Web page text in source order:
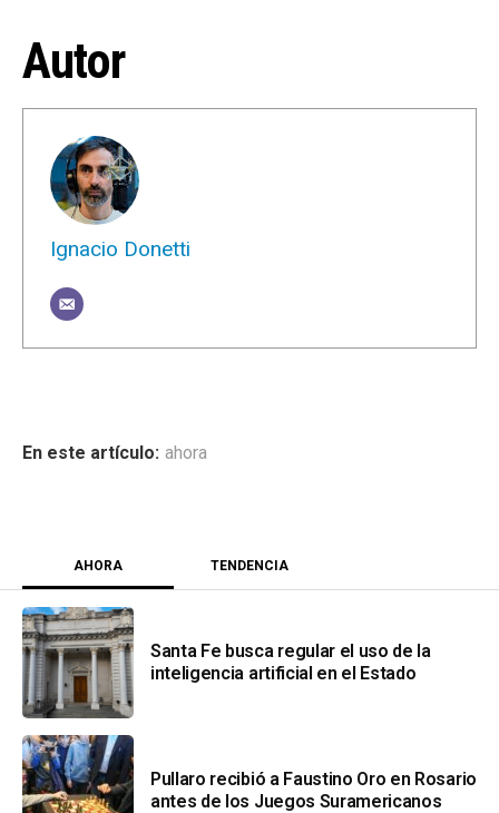
Autor
Ignacio Donetti
ahora
AHORA TENDENCIA
Santa Fe busca regular el uso de la
inteligencia artificial en el Estado
Pullaro recibió a Faustino Oro en Rosario
antes de los Juegos Suramericanos